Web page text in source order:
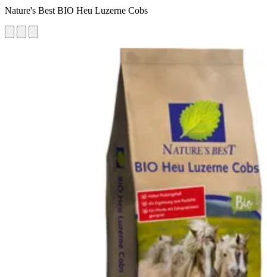
Nature's Best BIO Heu Luzerne Cobs